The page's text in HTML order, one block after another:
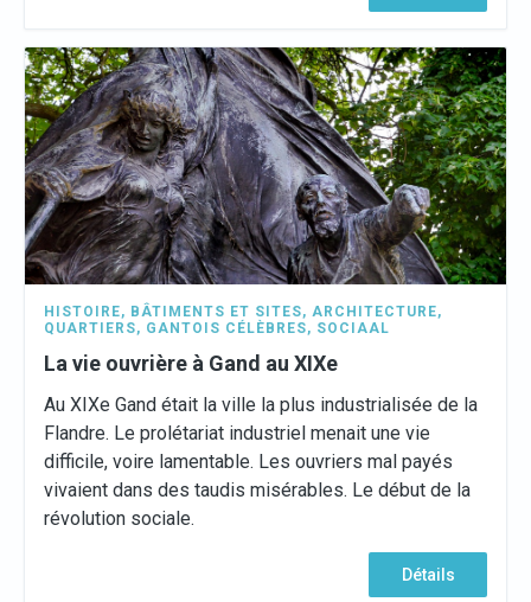
HISTOIRE, BÂTIMENTS ET SITES, ARCHITECTURE,
QUARTIERS, GANTOIS CÉLÈBRES, SOCIAAL
La vie ouvrière à Gand au XIXe
Au XIXe Gand était la ville la plus industrialisée de la
Flandre. Le prolétariat industriel menait une vie
difficile, voire lamentable. Les ouvriers mal payés
vivaient dans des taudis misérables. Le début de la
révolution sociale.
Détails